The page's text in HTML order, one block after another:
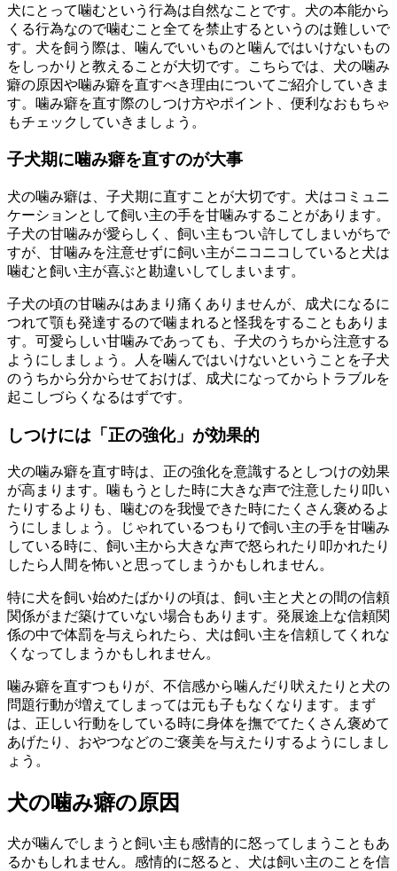
犬にとって噛むという行為は自然なことです。犬の本能から
くる行為なので噛むこと全てを禁止するというのは難しいで
す。犬を飼う際は、噛んでいいものと噛んではいけないもの
をしっかりと教えることが大切です。こちらでは、犬の噛み
癖の原因や噛み癖を直すべき理由についてご紹介していきま
す。噛み癖を直す際のしつけ方やポイント、便利なおもちゃ
もチェックしていきましょう。
子犬期に噛み癖を直すのが大事
犬の噛み癖は、子犬期に直すことが大切です。犬はコミュニ
ケーションとして飼い主の手を甘噛みすることがあります。
子犬の甘噛みが愛らしく、飼い主もつい許してしまいがちで
すが、甘噛みを注意せずに飼い主がニコニコしていると犬は
噛むと飼い主が喜ぶと勘違いしてしまいます。
子犬の頃の甘噛みはあまり痛くありませんが、成犬になるに
つれて顎も発達するので噛まれると怪我をすることもありま
す。可愛らしい甘噛みであっても、子犬のうちから注意する
ようにしましょう。人を噛んではいけないということを子犬
のうちから分からせておけば、成犬になってからトラブルを
起こしづらくなるはずです。
しつけには「正の強化」が効果的
犬の噛み癖を直す時は、正の強化を意識するとしつけの効果
が高まります。噛もうとした時に大きな声で注意したり叩い
たりするよりも、噛むのを我慢できた時にたくさん褒めるよ
うにしましょう。じゃれているつもりで飼い主の手を甘噛み
している時に、飼い主から大きな声で怒られたり叩かれたり
したら人間を怖いと思ってしまうかもしれません。
特に犬を飼い始めたばかりの頃は、飼い主と犬との間の信頼
関係がまだ築けていない場合もあります。発展途上な信頼関
係の中で体罰を与えられたら、犬は飼い主を信頼してくれな
くなってしまうかもしれません。
噛み癖を直すつもりが、不信感から噛んだり吠えたりと犬の
問題行動が増えてしまっては元も子もなくなります。まず
は、正しい行動をしている時に身体を撫でてたくさん褒めて
あげたり、おやつなどのご褒美を与えたりするようにしまし
ょう。
犬の噛み癖の原因
犬が噛んでしまうと飼い主も感情的に怒ってしまうこともあ
るかもしれません。感情的に怒ると、犬は飼い主のことを信